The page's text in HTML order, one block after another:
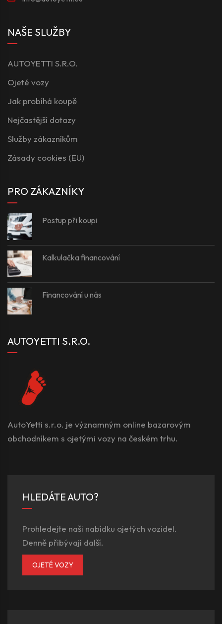
NAŠE SLUŽBY
AUTOYETTI S.R.O.
Ojeté vozy
Jak probíhá koupě
Nejčastější dotazy
Služby zákazníkům
Zásady cookies (EU)
PRO ZÁKAZNÍKY
Postup při koupi
Kalkulačka financování
Financování u nás
AUTOYETTI S.R.O.
AutoYetti s.r.o. je významným online bazarovým
obchodníkem s ojetými vozy na českém trhu.
HLEDÁTE AUTO?
Prohledejte naši nabídku ojetých vozidel.
Denně přibývají další.
OJETÉ VOZY